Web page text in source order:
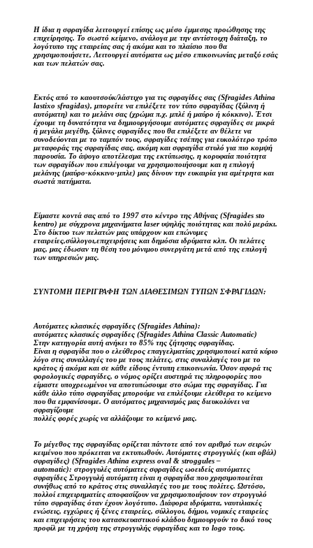
Η ίδια η σφραγίδα λειτουργεί επίσης ως μέσο έμμεσης προώθησης της
επιχείρησης. Το σωστό κείμενο, ανάλογα με την αντίστοιχη διάταξη, το
λογότυπο της εταιρείας σας ή ακόμα και το πλαίσιο που θα
χρησιμοποιήσετε, Λειτουργεί αυτόματα ως μέσο επικοινωνίας μεταξύ εσάς
και των πελατών σας.
Εκτός από το καουτσούκ/λάστιχο για τις σφραγίδες σας (Sfragides Athina
lastixo sfragidas), μπορείτε να επιλέξετε τον τύπο σφραγίδας (ξύλινη ή
αυτόματη) και το μελάνι σας (χρώμα π.χ. μπλέ ή μαύρο ή κόκκινο). Έτσι
έχουμε τη δυνατότητα να δημιουργήσουμε αυτόματες σφραγίδες σε μικρά
ή μεγάλα μεγέθη, ξύλινες σφραγίδες που θα επιλέξετε αν θέλετε να
συνοδεύονται με το ταμπόν τους, σφραγίδες τσέπης για ευκολότερο τρόπο
μεταφοράς της σφραγίδας σας, ακόμη και σφραγίδα στυλό για πιο κομψή
παρουσία. Το άψογο αποτέλεσμα της εκτύπωσης, η κορυφαία ποιότητα
των σφραγίδων που επιλέγουμε να χρησιμοποιήσουμε και η επιλογή
μελάνης (μαύρο-κόκκινο-μπλε) μας δίνουν την ευκαιρία για αμέτρητα και
σωστά πατήματα.
Είμαστε κοντά σας από το 1997 στο κέντρο της Αθήνας (Sfragides sto
kentro) με σύγχρονα μηχανήματα laser υψηλής ποιότητας και πολύ μεράκι.
Στο δίκτυο των πελατών μας υπάρχουν και επώνυμες
εταιρείες,σύλλογοι,επιχειρήσεις και δημόσια ιδρύματα κλπ. Οι πελάτες
μας, μας έδωσαν τη θέση του μόνιμου συνεργάτη μετά από της επιλογή
των υπηρεσιών μας.
ΣΥΝΤΟΜΗ ΠΕΡΙΓΡΑΦΗ ΤΩΝ ΔΙΑΘΕΣΙΜΩΝ ΤΥΠΩΝ ΣΦΡΑΓΙΔΩΝ:
Αυτόματες κλασικές σφραγίδες (Sfragides Athina):
αυτόματες κλασικές σφραγίδες (Sfragides Athina Classic Automatic)
Στην κατηγορία αυτή ανήκει το 85% της ζήτησης σφραγίδας.
Είναι η σφραγίδα που ο ελεύθερος επαγγελματίας χρησιμοποιεί κατά κύριο
λόγο στις συναλλαγές του με τους πελάτες, στις συναλλαγές του με το
κράτος ή ακόμα και σε κάθε είδους έντυπη επικοινωνία. Όσον αφορά τις
φορολογικές σφραγίδες, ο νόμος ορίζει αυστηρά τις πληροφορίες που
είμαστε υποχρεωμένοι να αποτυπώσουμε στο σώμα της σφραγίδας. Για
κάθε άλλο τύπο σφραγίδας μπορούμε να επιλέξουμε ελεύθερα το κείμενο
που θα εμφανίσουμε. Ο αυτόματος μηχανισμός μας διευκολύνει να
σφραγίζουμε
πολλές φορές χωρίς να αλλάζουμε το κείμενό μας.
Το μέγεθος της σφραγίδας ορίζεται πάντοτε από τον αριθμό των σειρών
κειμένου που πρόκειται να εκτυπωθούν. Αυτόματες στρογγυλές (και οβάλ)
σφραγίδες) (Sfragides Athina express oval & stroggules –
automatic): στρογγυλές αυτόματες σφραγίδες ωοειδείς αυτόματες
σφραγίδες Στρογγυλή αυτόματη είναι η σφραγίδα που χρησιμοποιείται
συνήθως από το κράτος στις συναλλαγές του με τους πολίτες. Ωστόσο,
πολλοί επιχειρηματίες αποφασίζουν να χρησιμοποιήσουν τον στρογγυλό
τύπο σφραγίδας όταν έχουν λογότυπο. Διάφορα ιδρύματα, ναυτιλιακές
ενώσεις, εγχώριες ή ξένες εταιρείες, σύλλογοι, δήμοι, νομικές εταιρείες
και επιχειρήσεις του κατασκευαστικού κλάδου δημιουργούν το δικό τους
προφίλ με τη χρήση της στρογγυλής σφραγίδας και το logo τους.